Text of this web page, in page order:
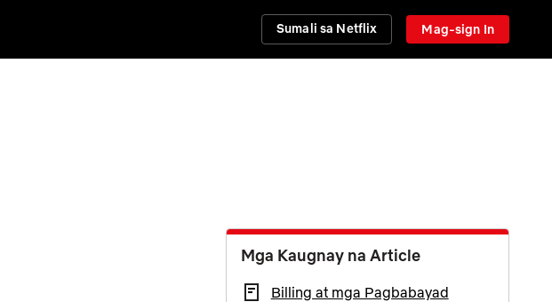
Sumali sa Netflix Mag-sign In
Mga Kaugnay na Article
Billing at mga Pagbabayad